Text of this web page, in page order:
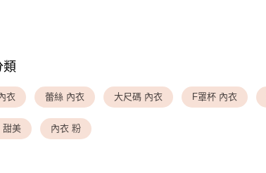
類
衣 蕾絲 內衣 大尺碼 內衣 F罩杯 內衣
甜美 內衣 粉